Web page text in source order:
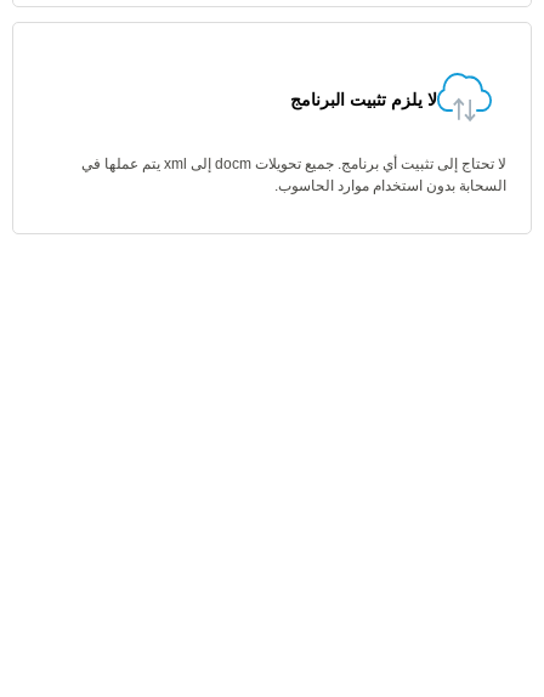
لا يلزم تثبيت البرنامج
لا تحتاج إلى تثبيت أي برنامج. جميع تحويلات docm إلى xml يتم عملها في
السحابة بدون استخدام موارد الحاسوب.